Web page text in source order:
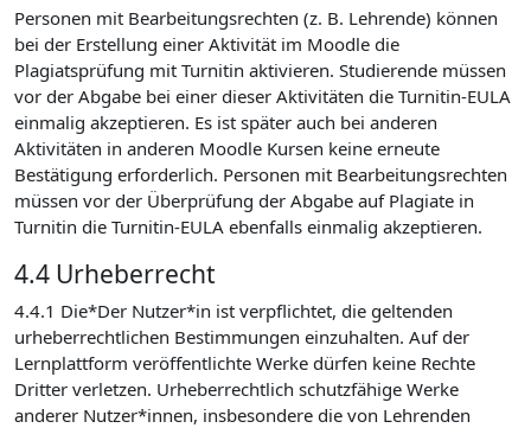
Personen mit Bearbeitungsrechten (z. B. Lehrende) können
bei der Erstellung einer Aktivität im Moodle die
Plagiatsprüfung mit Turnitin aktivieren. Studierende müssen
vor der Abgabe bei einer dieser Aktivitäten die Turnitin-EULA
einmalig akzeptieren. Es ist später auch bei anderen
Aktivitäten in anderen Moodle Kursen keine erneute
Bestätigung erforderlich. Personen mit Bearbeitungsrechten
müssen vor der Überprüfung der Abgabe auf Plagiate in
Turnitin die Turnitin-EULA ebenfalls einmalig akzeptieren.
4.4 Urheberrecht
4.4.1 Die*Der Nutzer*in ist verpflichtet, die geltenden
urheberrechtlichen Bestimmungen einzuhalten. Auf der
Lernplattform veröffentlichte Werke dürfen keine Rechte
Dritter verletzen. Urheberrechtlich schutzfähige Werke
anderer Nutzer*innen, insbesondere die von Lehrenden